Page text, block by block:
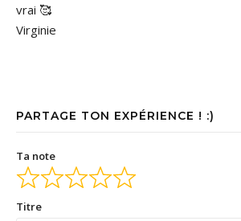
vrai 🥰
Virginie
PARTAGE TON EXPÉRIENCE ! :)
Ta note
Titre